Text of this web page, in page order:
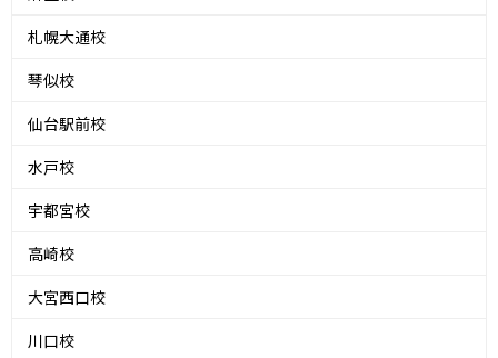
札幌大通校
琴似校
仙台駅前校
水戸校
宇都宮校
高崎校
大宮西口校
川口校